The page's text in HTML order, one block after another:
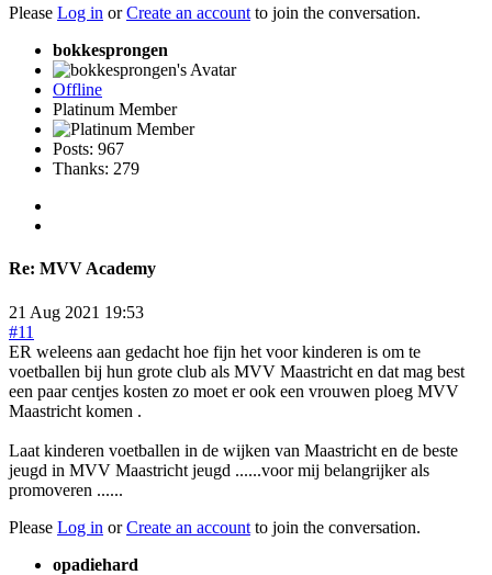
Please Log in orCreate an account to join the conversation.
bokkesprongen
Offline
Platinum Member
Posts: 967
Thanks: 279
Re: MVV Academy
21 Aug 2021 19:53
#11
ER weleens aan gedacht hoe fijn het voor kinderen is om te
voetballen bij hun grote club als MVV Maastricht en dat mag best
een paar centjes kosten zo moet er ook een vrouwen ploeg MVV
Maastricht komen .
Laat kinderen voetballen in de wijken van Maastricht en de beste
jeugd in MVV Maastricht jeugd ......voor mij belangrijker als
promoveren ......
Please Log in orCreate an account to join the conversation.
opadiehard